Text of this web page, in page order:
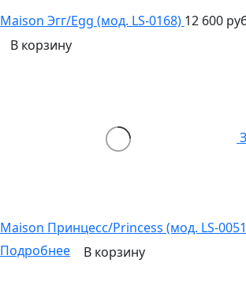
Maison Эгг/Egg (мод. LS-0168) 12 600
В корзину
Maison Принцесс/Princess (мод. LS-
Подробнее
В корзину